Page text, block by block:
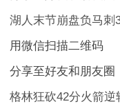
湖人末节崩盘负马刺
用微信扫描二维码
分享至好友和朋友圈
格林狂砍42分火箭逆